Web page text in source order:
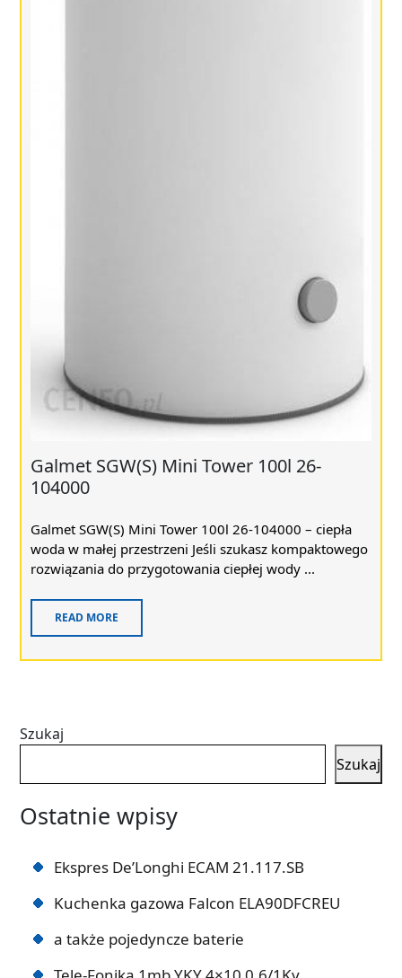
Galmet SGW(S) Mini Tower 100l 26-
104000
Galmet SGW(S) Mini Tower 100l 26-104000 – ciepła
woda w małej przestrzeni Jeśli szukasz kompaktowego
rozwiązania do przygotowania ciepłej wody ...
READ MORE
Szukaj
Szukaj
Ostatnie wpisy
Ekspres De’Longhi ECAM 21.117.SB
Kuchenka gazowa Falcon ELA90DFCREU
a także pojedyncze baterie